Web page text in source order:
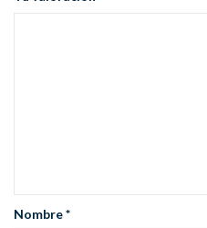
Nombre*